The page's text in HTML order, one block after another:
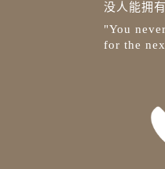
没人能拥
"You
for the